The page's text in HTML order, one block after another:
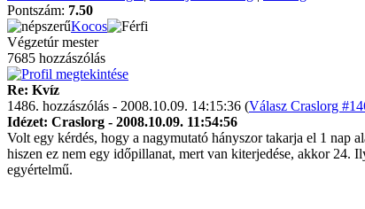
Pontszám: 7.50
Kocos
Végzetúr mester
7685 hozzászólás
Re: Kvíz
1486. hozzászólás - 2008.10.09. 14:15:36 (Válasz Craslorg
Idézet: Craslorg - 2008.10.09. 11:54:56
Volt egy kérdés, hogy a nagymutató hányszor takarja el 1 nap
hiszen ez nem egy időpillanat, mert van kiterjedése, akkor 24.
egyértelmű.